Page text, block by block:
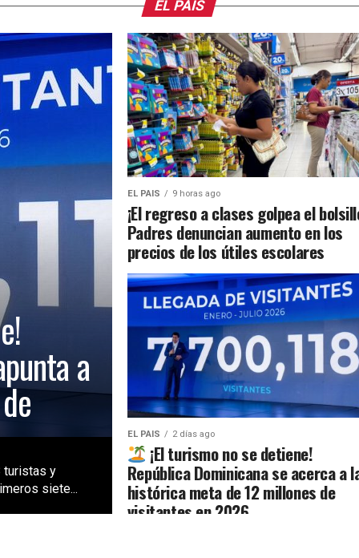
EL PAIS
a
turistas y
siete...
EL PAIS 9 horas ago
¡El regreso a clases golpea el
Padres denuncian aumento en los
precios de los útiles escolares
EL PAIS 2 días ago
¡El turismo no se detiene!
República Dominicana se acerca a
histórica meta de 12 millones de
visitantes en 2026